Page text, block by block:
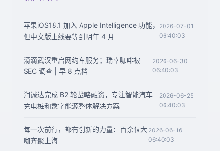
苹果iOS18.1 加入 Apple Intelligence 功能，
但中文版上线要等到明年 4 月
2026-07-01
06:40:03
滴滴武汉重启网约车服务；瑞幸咖啡被
SEC 调查 | 早 8 点档
2026-06-30
06:40:03
润诚达完成 B2 轮战略融资，专注智能汽车
充电桩和数字能源整体解决方案
2026-06-25
06:40:03
每一次前行，都有创新的力量：百余位大
咖齐聚上海
2026-06-16
06:40:03